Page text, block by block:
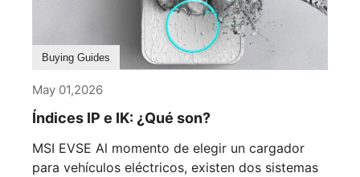
Buying Guides
May 01,2026
Índices IP e IK: ¿Qué son?
MSI EVSE Al momento de elegir un cargador
para vehículos eléctricos, existen dos sistemas